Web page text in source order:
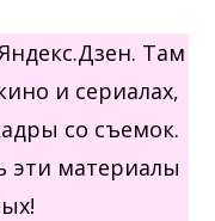
Там
и сериалах,
со съемок.
эти материалы